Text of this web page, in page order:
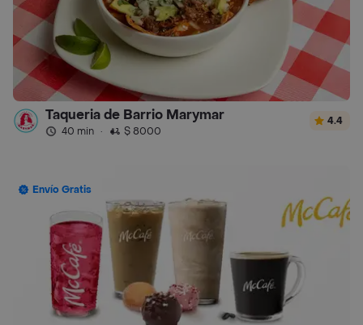
Taqueria de Barrio Marymar
40 min · $ 8000
4.4
Envío Gratis